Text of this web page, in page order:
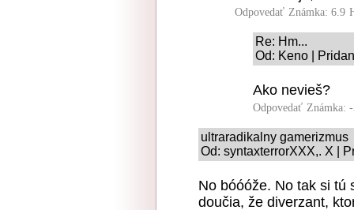
Odpovedať Známka: 6.9
Re: Hm...
Od: Keno |
Ako nevieš?
Odpovedať Známka:
ultraradikalny gamerizmus
Od: syntaxterrorXXX,. X |
No bóóóže. No tak si tú
doučia, že diverzant,